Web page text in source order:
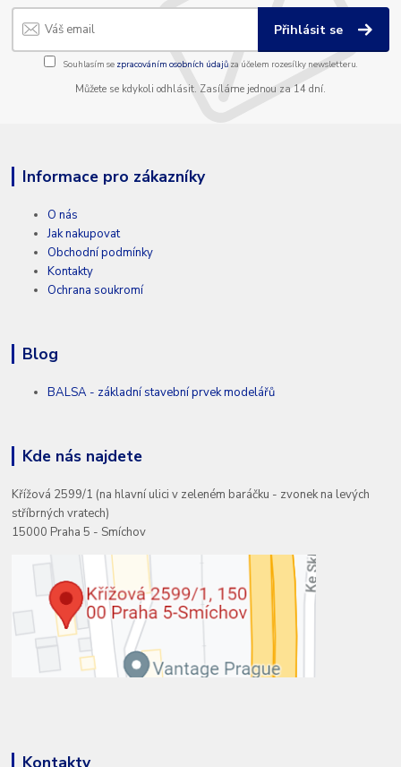
Přihlásit se
Souhlasím se zpracováním osobních údajůza účelem rozesílky newsletteru.
Můžete se kdykoli odhlásit. Zasíláme jednou za 14 dní.
Informace pro zákazníky
O nás
Jak nakupovat
Obchodní podmínky
Kontakty
Ochrana soukromí
Blog
BALSA - základní stavební prvek modelářů
Kde nás najdete
Křížová 2599/1 (na hlavní ulici v zeleném baráčku - zvonek na levých
stříbrných vratech)
15000 Praha 5 - Smíchov
Kontakty